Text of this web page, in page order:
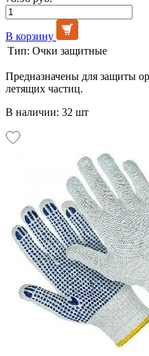
В корзину
Тип: Очки защитные
Предназначены для защиты
летящих частиц.
В наличии: 32 шт